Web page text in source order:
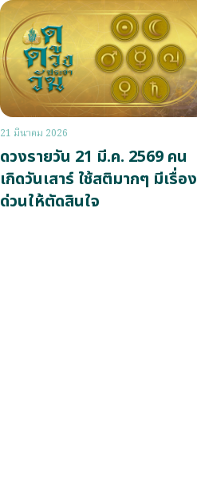
21 มีนาคม 2026
ดวงรายวัน 21 มี.ค. 2569 คน
เกิดวันเสาร์ ใช้สติมากๆ มีเรื่อง
ด่วนให้ตัดสินใจ